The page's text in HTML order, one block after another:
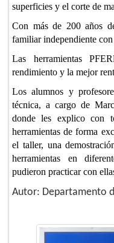
superficies y el corte de
Con más de 200 años
familiar independiente
Las herramientas
rendimiento y la mejor
Los alumnos y
técnica, a cargo de
donde les explico con
herramientas de forma
el taller, una
herramientas en
pudieron practicar con
Autor: Departamento